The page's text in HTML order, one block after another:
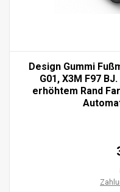
Design Gummi
G01, X3M F97
erhöhtem Rand